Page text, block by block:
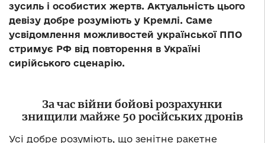
зусиль і особистих жертв. Актуальність цього
девізу добре розуміють у Кремлі. Саме
усвідомлення можливостей української ППО
стримує РФ від повторення в Україні
сирійського сценарію.
За час війни бойові розрахунки
знищили майже 50 російських дронів
Усі добре розуміють, що зенітне ракетне